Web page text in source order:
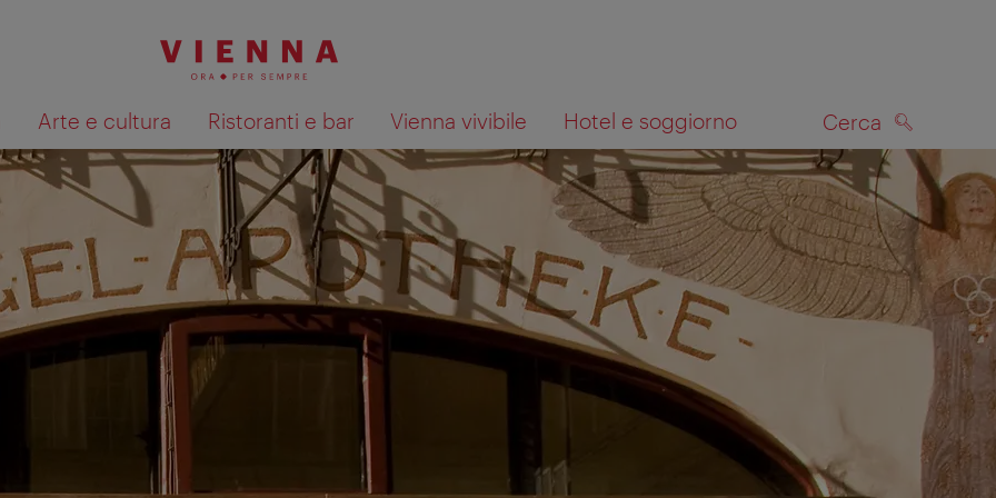
Arte e cultura Ristoranti e bar Vienna vivibile Hotel e soggiorno Cerca
Mostra i risultati della ricerca sulla mappa CERCA